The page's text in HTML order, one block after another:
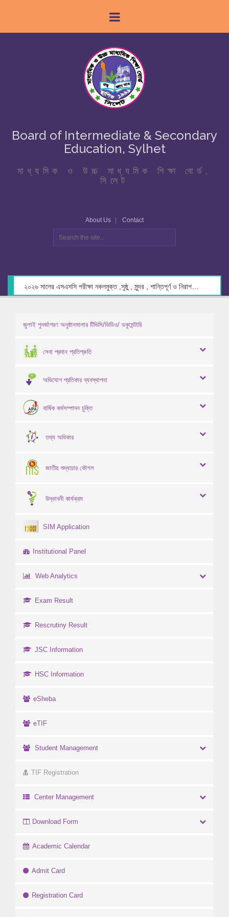
Board of Intermediate & Secondary
Education, Sylhet
মাধ্যমিক ও উচ্চ মাধ্যমিক শিক্ষা বোর্ড,
সিলেট
About Us Contact
জুলাই পুনর্জাগরণ অনুষ্ঠানমালার টিভিসি/ভিডিও/ ডকুমেন্টারি
সেবা প্রদান প্রতিশ্রুতি
অভিযোগ প্রতিকার ব্যবস্থাপনা
বার্ষিক কর্মসম্পাদন চুক্তি
তথ্য অধিকার
জাতীয় শুদ্ধাচার কৌশল
উদ্ভাবনী কার্যক্রম
SIM Application
Institutional Panel
Web Analytics
Exam Result
Rescrutiny Result
JSC Information
HSC Information
eSheba
eTIF
Student Management
TIF Registration
Center Management
Download Form
Academic Calendar
Admit Card
Registration Card